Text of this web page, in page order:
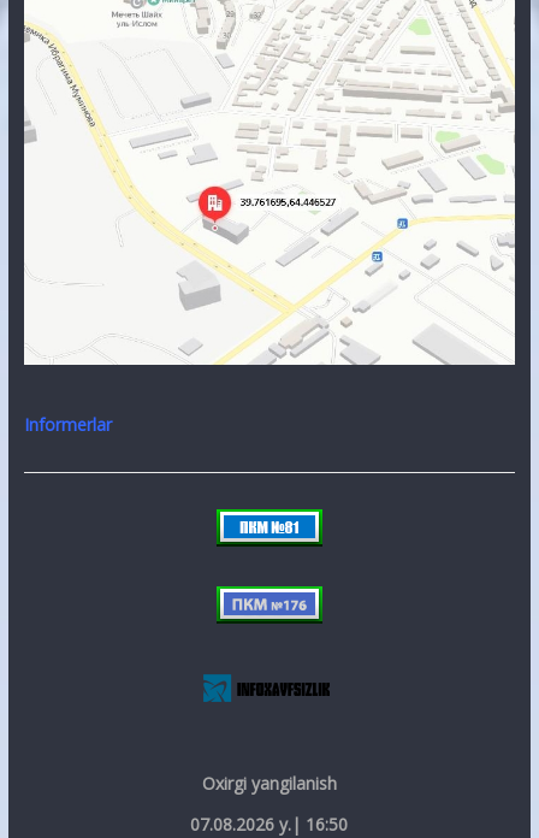
Informerlar
Oxirgi yangilanish
07.08.2026 y.| 16:50